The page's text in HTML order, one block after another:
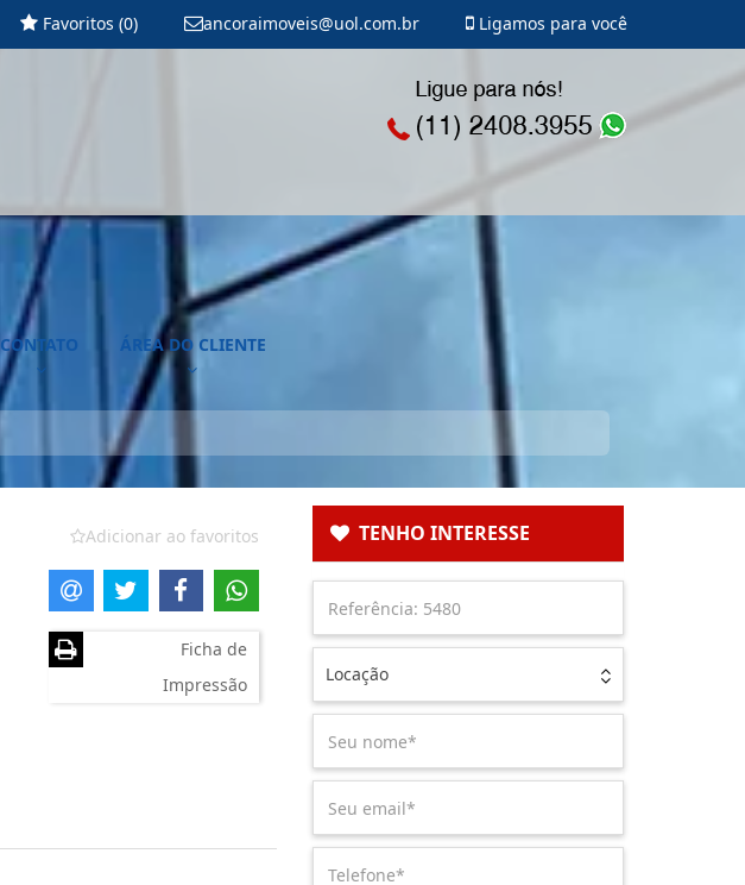
Ligamos para você
ancoraimoveis@uol.com.br
Favoritos (0)
CONTATO ÁREA DO CLIENTE
Adicionar ao favoritos
Ficha de
Impressão
TENHO INTERESSE
Locação